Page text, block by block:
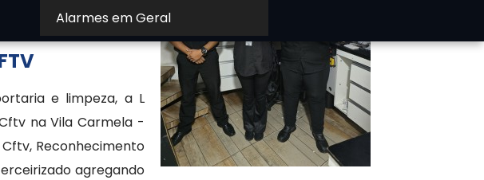
Alarmes em Geral
e limpeza, a L
na Vila Carmela -
Reconhecimento
agregando